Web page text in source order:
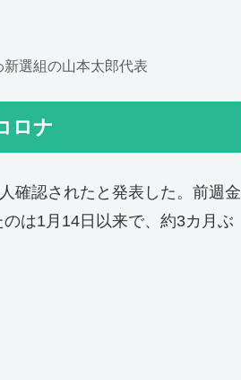
選組の山本太郎代表
ロナ
確認されたと発表した。前週金
は1月14日以来で、約3カ月ぶ